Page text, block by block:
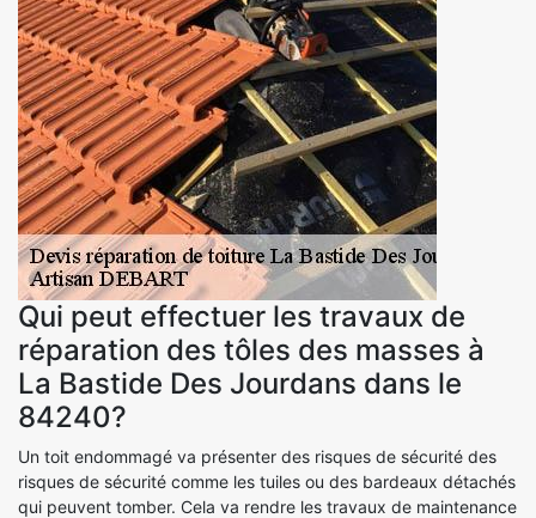
Qui peut effectuer les travaux de
réparation des tôles des masses à
La Bastide Des Jourdans dans le
84240?
Un toit endommagé va présenter des risques de sécurité des
risques de sécurité comme les tuiles ou des bardeaux détachés
qui peuvent tomber. Cela va rendre les travaux de maintenance